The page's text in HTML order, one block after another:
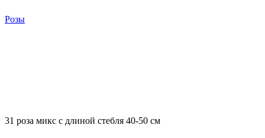
Розы
31 роза микс с длиной стебля 40-50 см